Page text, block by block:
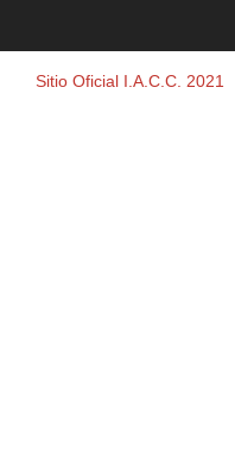
Sitio Oficial I.A.C.C. 2021